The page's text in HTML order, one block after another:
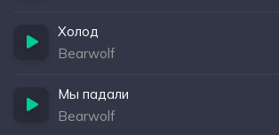
Холод
Bearwolf
Мы падали
Bearwolf